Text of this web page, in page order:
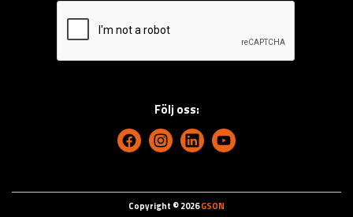
Följ oss:
Copyright © 2026GSON